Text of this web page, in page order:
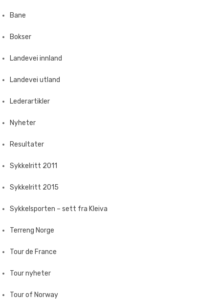
Bane
Bokser
Landevei innland
Landevei utland
Lederartikler
Nyheter
Resultater
Sykkelritt 2011
Sykkelritt 2015
Sykkelsporten – sett fra Kleiva
Terreng Norge
Tour de France
Tour nyheter
Tour of Norway